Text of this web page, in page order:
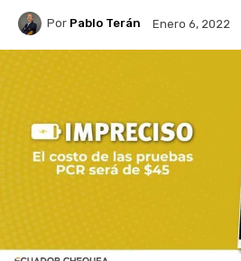
Por Pablo Terán Enero 6, 2022